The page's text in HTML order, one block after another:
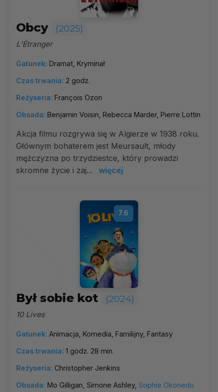
Obcy (2025)
L'Étranger
Gatunek: Dramat, Kryminał
Czas trwania: 2 godz.
Reżyseria: François Ozon
Obsada: Benjamin Voisin, Rebecca Marder, Pierre Lottin
Akcja filmu rozgrywa się w Algierze w 1938 roku.
Głównym bohaterem jest Meursault, młody
mężczyzna po trzydziestce, który prowadzi
skromne życie i zaj...
więcej
7.6
Był sobie kot (2024)
10 Lives
Gatunek: Animacja, Komedia, Familijny, Fantasy
Czas trwania: 1 godz. 28 min.
Reżyseria: Christopher Jenkins
Obsada: Mo Gilligan, Simone Ashley, Sophie Okonedo